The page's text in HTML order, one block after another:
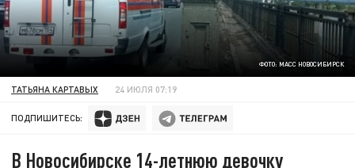
ФОТО: МАСС НОВОСИБИРСК
ТАТЬЯНА КАРТАВЫХ 24 ИЮЛЯ 07:19
ПОДПИШИТЕСЬ:
В Новосибирске 14-летнюю девочку